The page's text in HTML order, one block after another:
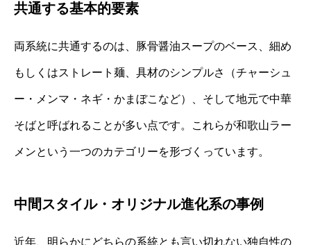
共通する基本的要素
両系統に共通するのは、豚骨醤油スープのベース、細め
もしくはストレート麺、具材のシンプルさ（チャーシュ
ー・メンマ・ネギ・かまぼこなど）、そして地元で中華
そばと呼ばれることが多い点です。これらが和歌山ラー
メンという一つのカテゴリーを形づくっています。
中間スタイル・オリジナル進化系の事例
近年、明らかにどちらの系統とも言い切れない独自性の